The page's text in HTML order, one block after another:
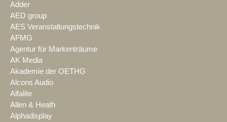
Adder
AED group
AES Veranstaltungstechnik
AFMG
Agentur für Markenträume
AK Media
Akademie der OETHG
Alcons Audio
Alfalite
Allen & Heath
Alphadisplay